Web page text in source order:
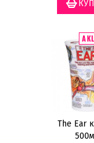
The Ear